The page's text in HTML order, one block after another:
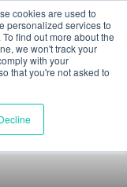
cookies are used to
personalized services to
find out more about the
we won't track your
with your
that you're not asked to
parcial